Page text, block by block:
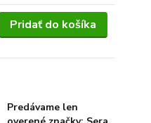
Pridať do košíka
Predávame len